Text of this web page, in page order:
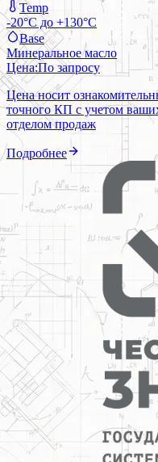
Temp
-20°C до +130°C
Base
Минеральное масло
Цена:По запросу
Цена носит
точного КП с учетом
отделом продаж
Подробнее